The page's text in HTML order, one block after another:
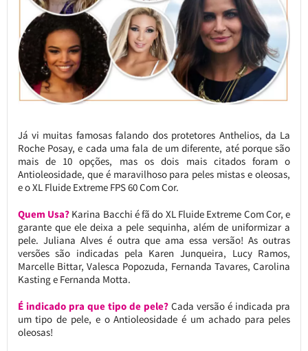
Já vi muitas famosas falando dos protetores Anthelios, da La
Roche Posay, e cada uma fala de um diferente, até porque são
mais de 10 opções, mas os dois mais citados foram o
Antioleosidade, que é maravilhoso para peles mistas e oleosas,
e o XL Fluide Extreme FPS 60 Com Cor.
Quem Usa?Karina Bacchi é fã do XL Fluide Extreme Com Cor, e
garante que ele deixa a pele sequinha, além de uniformizar a
pele. Juliana Alves é outra que ama essa versão! As outras
versões são indicadas pela Karen Junqueira, Lucy Ramos,
Marcelle Bittar, Valesca Popozuda, Fernanda Tavares, Carolina
Kasting e Fernanda Motta.
É indicado pra que tipo de pele? Cada versão é indicada pra
um tipo de pele, e o Antioleosidade é um achado para peles
oleosas!